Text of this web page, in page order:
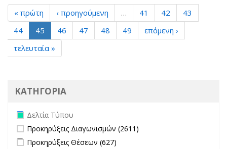
« πρώτη ‹ προηγούμενη … 41 42
43
44
45 46 47 48 49
επόμενη ›
τελευταία »
ΚΑΤΗΓΟΡΙΑ
Remove Δελτία Τύπου filter
Δελτία Τύπου
Apply Προκηρύξεις Διαγωνισμών filter
Προκηρύξεις Διαγωνισμών (2611)
Apply Προκηρύξεις Θέσεων filter
Προκηρύξεις Θέσεων (627)